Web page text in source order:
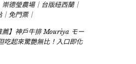
崇德瑩農場｜台版紐西蘭｜
免門票｜
薦】神戶牛排 Mouriya モー
吃起來驚艷無比！入口即化